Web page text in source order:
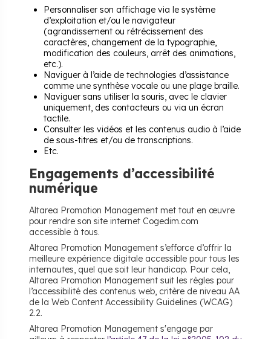
Personnaliser son affichage via le système
d’exploitation et/ou le navigateur
(agrandissement ou rétrécissement des
caractères, changement de la typographie,
modification des couleurs, arrêt des animations,
etc.).
Naviguer à l’aide de technologies d’assistance
comme une synthèse vocale ou une plage braille.
Naviguer sans utiliser la souris, avec le clavier
uniquement, des contacteurs ou via un écran
tactile.
Consulter les vidéos et les contenus audio à l’aide
de sous-titres et/ou de transcriptions.
Etc.
Engagements d’accessibilité
numérique
Altarea Promotion Management met tout en œuvre
pour rendre son site internet Cogedim.com
accessible à tous.
Altarea Promotion Management s’efforce d’offrir la
meilleure expérience digitale accessible pour tous les
internautes, quel que soit leur handicap. Pour cela,
Altarea Promotion Management suit les règles pour
l’accessibilité des contenus web, critère de niveau AA
de la Web Content Accessibility Guidelines (WCAG)
2.2.
Altarea Promotion Management s'engage par